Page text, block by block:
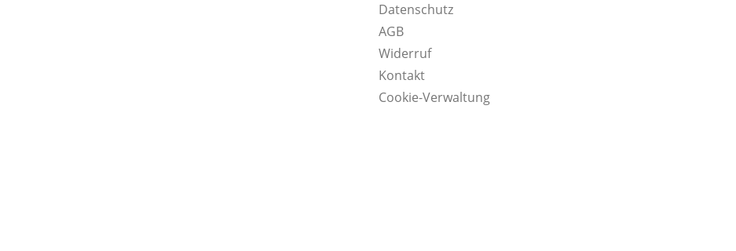
Datenschutz
AGB
Widerruf
Kontakt
Cookie-Verwaltung